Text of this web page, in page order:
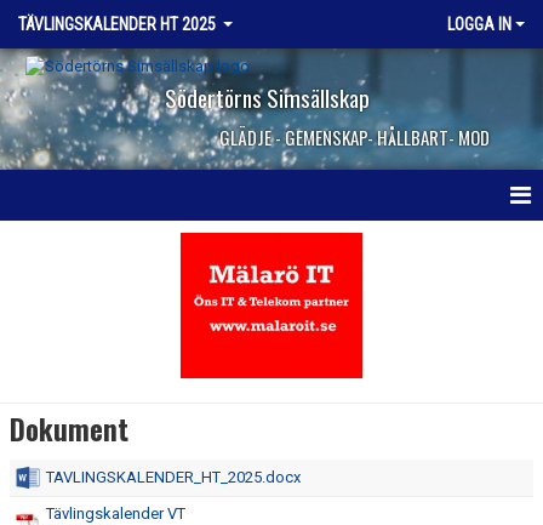
TÄVLINGSKALENDER HT 2025 LOGGA IN
Södertörns Simsällskap
GLÄDJE - GEMENSKAP- HÅLLBART- MOD
Dokument
TAVLINGSKALENDER_HT_2025.docx
Tävlingskalender VT